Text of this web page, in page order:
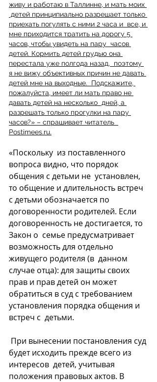
живу и работаю в Таллинне, и мать моих
детей принципиально разрешает только
приехать погулять с ними 2 часа и  все, и
мне приходится тратить на дорогу 5
часов, чтобы увидеть на пару  часов
детей. Кормить детей грудью она
перестала уже полгода назад,  поэтому
я не вижу объективных причин не давать
детей мне на выходные.  Подскажите,
пожалуйста, имеет ли мать право не
давать детей на несколько  дней, а
разрешать только прогулки на пару
часов?» – спрашивает читатель
Postimees.ru.
«Поскольку  из поставленного
вопроса видно, что порядок
общения с детьми не  установлен,
то общение и длительность встреч
с детьми обозначается по
договоренности родителей. Если
договоренность не достигается, то
Закон о  семье предусматривает
возможность для отдельно
живущего родителя (в  данном
случае отца): для защиты своих
прав и прав детей он может
обратиться в суд с требованием
установления порядка общения и
встреч с  детьми.
будет исходить прежде всего из
интересов  детей, учитывая
положения правовых актов. В